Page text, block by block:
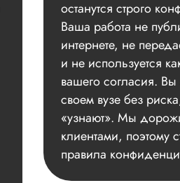
останутся строго
Ваша работа не
интернете, не
и не используется
вашего согласия.
своем вузе без
«узнают». Мы
клиентами, поэтому
правила